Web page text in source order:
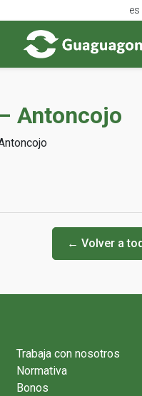
es
Antoncojo
← Volver a
Trabaja con nosotros
Normativa
Bonos